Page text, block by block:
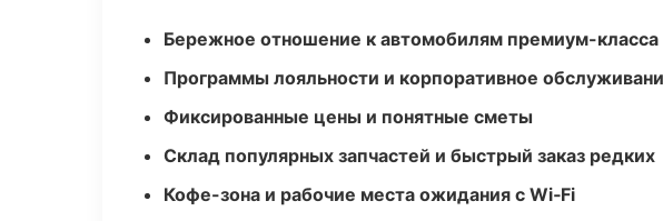
Бережное отношение к автомобилям премиум-класса
Программы лояльности и корпоративное
Фиксированные цены и понятные сметы
Склад популярных запчастей и быстрый заказ редких
Кофе-зона и рабочие места ожидания с Wi‑Fi